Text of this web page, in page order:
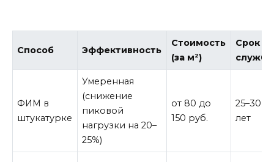
Способ Эффективность
Стоимость
(за м²)
Срок
службы
ФИМ в
штукатурке
Умеренная
(снижение
пиковой
нагрузки на 20–
25%)
от 80 до
150 руб.
25–30
лет